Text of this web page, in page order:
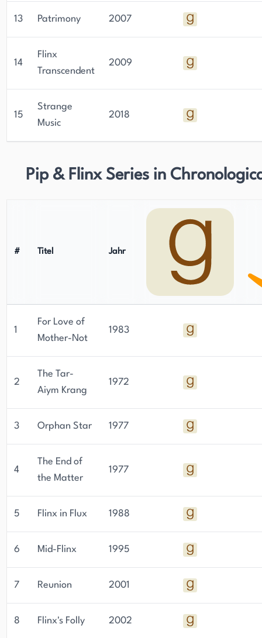
13 Patrimony 2007
14
Flinx
Transcendent
2009
15
Strange
Music
2018
Pip & Flinx Series in
# Titel Jahr
1
For Love of
Mother-Not
1983
2
The Tar-
Aiym Krang
1972
3 Orphan Star 1977
4
The End of
the Matter
1977
5 Flinx in Flux 1988
6 Mid-Flinx 1995
7 Reunion 2001
8 Flinx's Folly 2002